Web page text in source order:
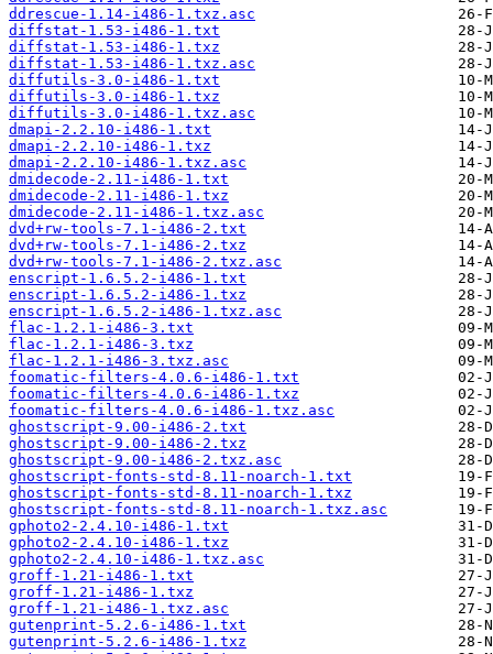
ddrescue-1.14-i486-1.txz.asc
diffstat-1.53-i486-1.txt
diffstat-1.53-i486-1.txz
diffstat-1.53-i486-1.txz.asc
diffutils-3.0-i486-1.txt
diffutils-3.0-i486-1.txz
diffutils-3.0-i486-1.txz.asc
dmapi-2.2.10-i486-1.txt
dmapi-2.2.10-i486-1.txz
dmapi-2.2.10-i486-1.txz.asc
dmidecode-2.11-i486-1.txt
dmidecode-2.11-i486-1.txz
dmidecode-2.11-i486-1.txz.asc
dvd+rw-tools-7.1-i486-2.txt
dvd+rw-tools-7.1-i486-2.txz
dvd+rw-tools-7.1-i486-2.txz.asc
enscript-1.6.5.2-i486-1.txt
enscript-1.6.5.2-i486-1.txz
enscript-1.6.5.2-i486-1.txz.asc
flac-1.2.1-i486-3.txt
flac-1.2.1-i486-3.txz
flac-1.2.1-i486-3.txz.asc
foomatic-filters-4.0.6-i486-1.txt
foomatic-filters-4.0.6-i486-1.txz
foomatic-filters-4.0.6-i486-1.txz.asc
ghostscript-9.00-i486-2.txt
ghostscript-9.00-i486-2.txz
ghostscript-9.00-i486-2.txz.asc
ghostscript-fonts-std-8.11-noarch-1.txt
ghostscript-fonts-std-8.11-noarch-1.txz
ghostscript-fonts-std-8.11-noarch-1.txz.asc
gphoto2-2.4.10-i486-1.txt
gphoto2-2.4.10-i486-1.txz
gphoto2-2.4.10-i486-1.txz.asc
groff-1.21-i486-1.txt
groff-1.21-i486-1.txz
groff-1.21-i486-1.txz.asc
gutenprint-5.2.6-i486-1.txt
gutenprint-5.2.6-i486-1.txz